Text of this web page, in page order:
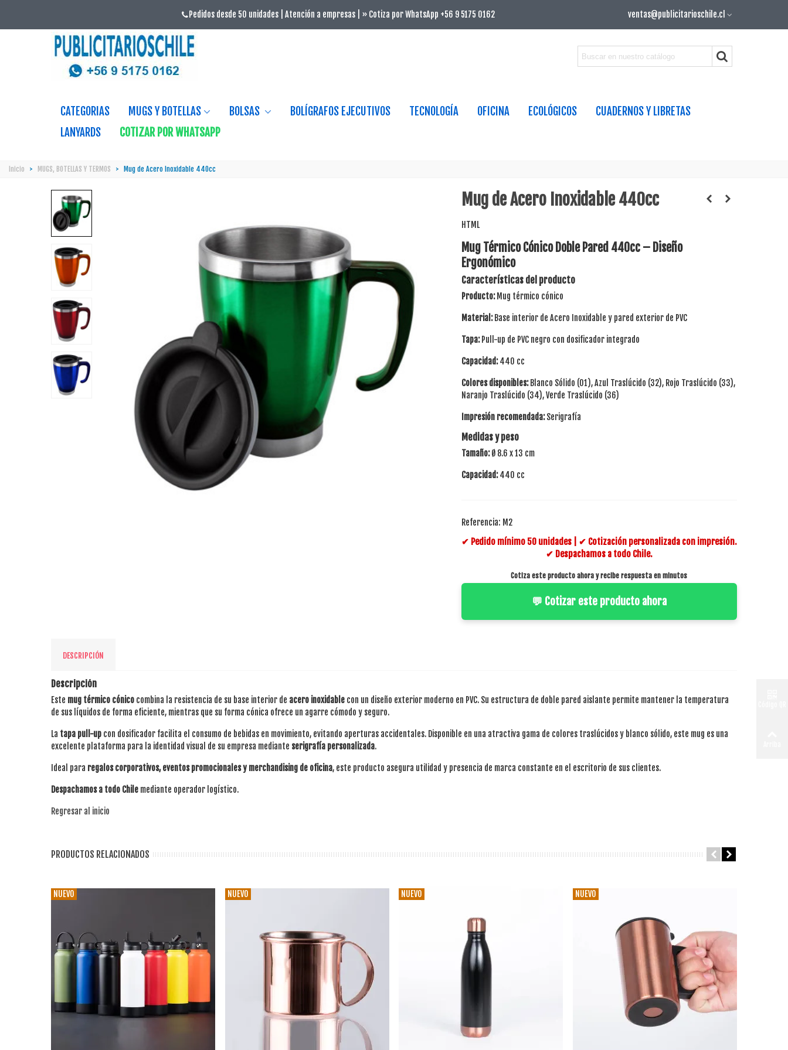
Pedidos desde 50 unidades | Atención a empresas | » Cotiza por WhatsApp +56 9 5175 0162 ventas@publicitarioschile.cl
CATEGORIAS MUGS Y BOTELLAS BOLSAS BOLÍGRAFOS EJECUTIVOS TECNOLOGÍA OFICINA ECOLÓGICOS
CUADERNOS Y LIBRETAS
LANYARDS
COTIZAR POR WHATSAPP
Inicio > MUGS, BOTELLAS Y TERMOS > Mug de Acero Inoxidable 440cc
Mug de Acero Inoxidable 440cc
HTML
Mug Térmico Cónico Doble Pared 440cc – Diseño
Ergonómico
Características del producto
Producto:Mug térmico cónico
Material:Base interior de Acero Inoxidable y pared exterior de PVC
Tapa:Pull-up de PVC negro con dosificador integrado
Capacidad:440 cc
Colores disponibles:Blanco Sólido (01), Azul Traslúcido (32), Rojo Traslúcido (33),
Naranjo Traslúcido (34), Verde Traslúcido (36)
Impresión recomendada:Serigrafía
Medidas y peso
Tamaño:Ø 8.6 x 13 cm
Capacidad:440 cc
Referencia: M2
✔ Pedido mínimo 50 unidades | ✔ Cotización personalizada con impresión.
✔ Despachamos a todo Chile.
Cotiza este producto ahora y recibe respuesta en minutos
💬 Cotizar este producto ahora
DESCRIPCIÓN
Descripción
Este mug térmico cónico combina la resistencia de su base interior de acero inoxidable con un diseño exterior moderno en PVC. Su estructura de doble pared aislante permite mantener la temperatura
de sus líquidos de forma eficiente, mientras que su forma cónica ofrece un agarre cómodo y seguro.
La tapa pull-up con dosificador facilita el consumo de bebidas en movimiento, evitando aperturas accidentales. Disponible en una atractiva gama de colores traslúcidos y blanco sólido, este mug es una
excelente plataforma para la identidad visual de su empresa mediante serigrafía personalizada.
Ideal para regalos corporativos, eventos promocionales y merchandising de oficina, este producto asegura utilidad y presencia de marca constante en el escritorio de sus clientes.
Despachamos a todo Chile mediante operador logístico.
Regresar al inicio
PRODUCTOS RELACIONADOS
NUEVO NUEVO NUEVO NUEVO